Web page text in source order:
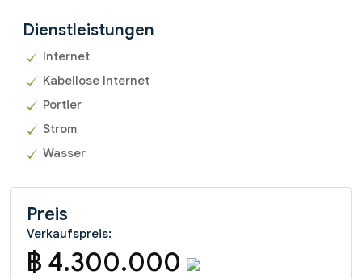
Dienstleistungen
Internet
Kabellose Internet
Portier
Strom
Wasser
Preis
Verkaufspreis:
฿ 4.300.000